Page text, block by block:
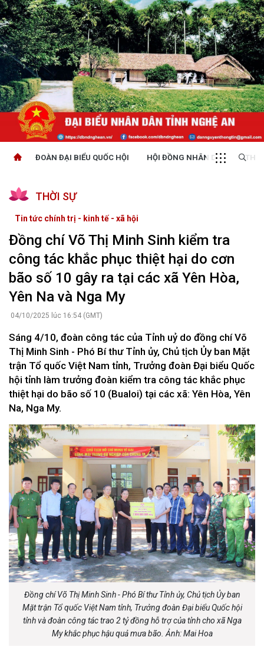
ĐOÀN ĐẠI BIỂU QUỐC HỘI HỘI ĐỒNG NHÂN DÂN
THỜI SỰ
Tin tức chính trị - kinh tế - xã hội
Đồng chí Võ Thị Minh Sinh kiểm tra
công tác khắc phục thiệt hại do cơn
bão số 10 gây ra tại các xã Yên Hòa,
Yên Na và Nga My
04/10/2025 lúc 16:54 (GMT)
Sáng 4/10, đoàn công tác của Tỉnh uỷ do đồng chí Võ
Thị Minh Sinh - Phó Bí thư Tỉnh ủy, Chủ tịch Ủy ban Mặt
trận Tổ quốc Việt Nam tỉnh, Trưởng đoàn Đại biểu Quốc
hội tỉnh làm trưởng đoàn kiểm tra công tác khắc phục
thiệt hại do bão số 10 (Bualoi) tại các xã: Yên Hòa, Yên
Na, Nga My.
Đồng chí Võ Thị Minh Sinh - Phó Bí thư Tỉnh ủy, Chủ tịch Ủy ban
Mặt trận Tổ quốc Việt Nam tỉnh, Trưởng đoàn Đại biểu Quốc hội
tỉnh và đoàn công tác trao 2 tỷ đồng hỗ trợ của tỉnh cho xã Nga
My khắc phục hậu quả mưa bão. Ảnh: Mai Hoa